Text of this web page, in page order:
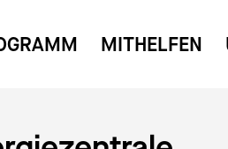
MITHELFEN